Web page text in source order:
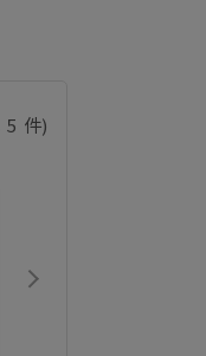
5 件)